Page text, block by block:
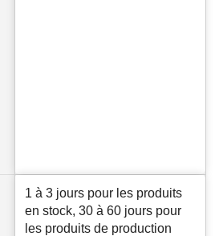
1 à 3 jours pour les produits
en stock, 30 à 60 jours pour
les produits de production